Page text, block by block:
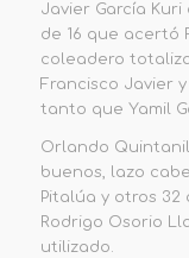
Javier García
de 16 que acertó
coleadero
Francisco Javier
tanto que Yamil
Orlando
buenos, lazo
Pitalúa y otros
Rodrigo Osorio
utilizado.